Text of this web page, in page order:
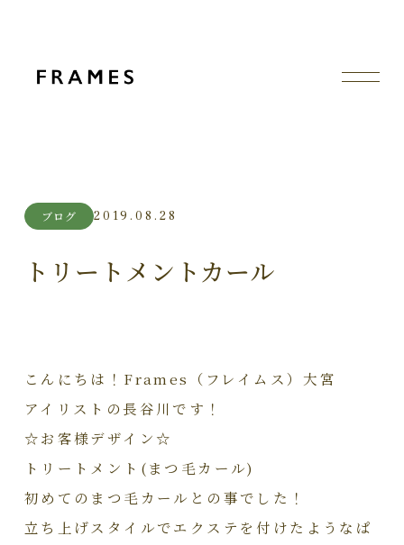
ブログ 2019.08.28
トリートメントカール
こんにちは！Frames（フレイムス）大宮
アイリストの長谷川です！
☆お客様デザイン☆
トリートメント(まつ毛カール)
初めてのまつ毛カールとの事でした！
立ち上げスタイルでエクステを付けたようなぱ